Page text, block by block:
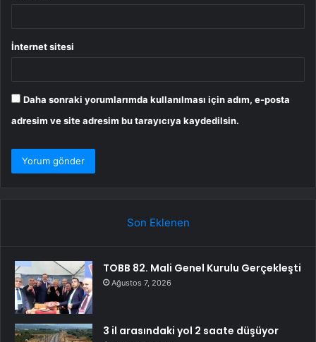
İnternet sitesi
Daha sonraki yorumlarımda kullanılması için adım, e-posta
adresim ve site adresim bu tarayıcıya kaydedilsin.
Son Eklenen
TOBB 82. Mali Genel Kurulu Gerçekleşti
Ağustos 7, 2026
3 il arasındaki yol 2 saate düşüyor